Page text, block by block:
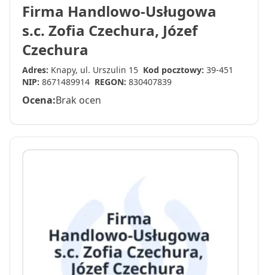
Firma Handlowo-Usługowa
s.c. Zofia Czechura, Józef
Czechura
Adres: Knapy, ul. Urszulin 15 Kod pocztowy: 39-451
NIP: 8671489914 REGON: 830407839
Ocena:Brak ocen